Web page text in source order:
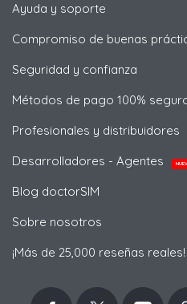
Ayuda y soporte
Compromiso de buenas
Seguridad y confianza
Métodos de pago 100%
Profesionales y distribuidores
Desarrolladores - Agentes
Blog doctorSIM
Sobre nosotros
¡Más de 25,000 reseñas reales!